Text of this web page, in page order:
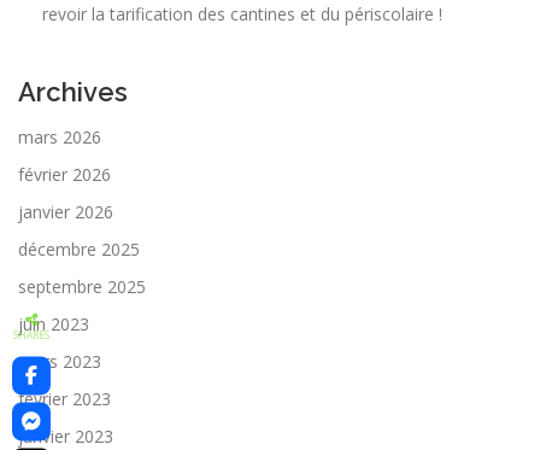
revoir la tarification des cantines et du périscolaire !
Archives
mars 2026
février 2026
janvier 2026
décembre 2025
septembre 2025
juin 2023
mars 2023
février 2023
janvier 2023
SHARES